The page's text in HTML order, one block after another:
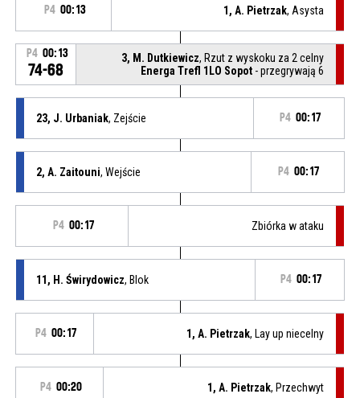
P4 00:13 1, A. Pietrzak, Asysta
P4 00:13
74-68
3, M. Dutkiewicz, Rzut z wyskoku za 2 celny
Energa Trefl 1LO Sopot - przegrywają 6
23, J. Urbaniak, Zejście P4 00:17
2, A. Zaitouni, Wejście P4 00:17
P4 00:17 Zbiórka w ataku
11, H. Świrydowicz, Blok P4 00:17
P4 00:17 1, A. Pietrzak, Lay up niecelny
P4 00:20 1, A. Pietrzak, Przechwyt